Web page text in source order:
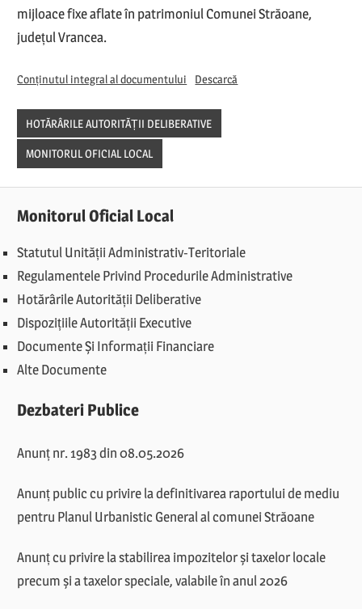
mijloace fixe aflate în patrimoniul Comunei Străoane,
județul Vrancea.
Conținutul integral al documentului Descarcă
HOTĂRÂRILE AUTORITĂȚII DELIBERATIVE
MONITORUL OFICIAL LOCAL
Monitorul Oficial Local
Statutul Unității Administrativ-Teritoriale
Regulamentele Privind Procedurile Administrative
Hotărârile Autorității Deliberative
Dispozițiile Autorității Executive
Documente Și Informații Financiare
Alte Documente
Dezbateri Publice
Anunț nr. 1983 din 08.05.2026
Anunț public cu privire la definitivarea raportului de mediu
pentru Planul Urbanistic General al comunei Străoane
Anunț cu privire la stabilirea impozitelor și taxelor locale
precum și a taxelor speciale, valabile în anul 2026